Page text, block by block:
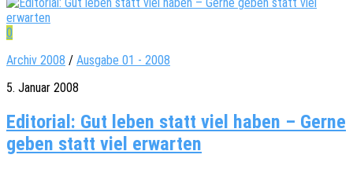
0
Archiv 2008 / Ausgabe 01 - 2008
5. Januar 2008
Editorial: Gut leben statt viel haben – Gerne
geben statt viel erwarten